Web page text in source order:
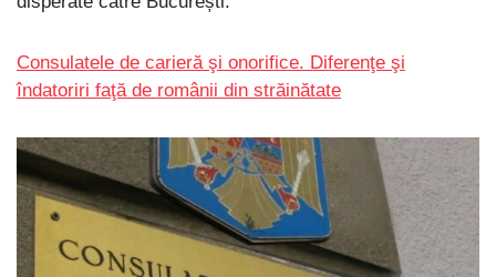
Consulatele de carieră şi onorifice. Diferenţe şi
îndatoriri faţă de românii din străinătate